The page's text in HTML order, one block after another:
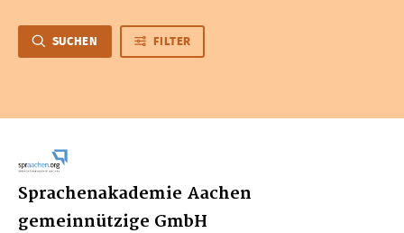
SUCHEN FILTER
Sprachenakademie Aachen
gemeinnützige GmbH